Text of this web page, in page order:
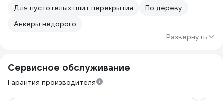
Для пустотелых плит перекрытия
По дереву
Анкеры недорого
Развернуть
Сервисное обслуживание
Гарантия производителя